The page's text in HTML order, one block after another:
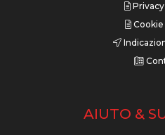
Privacy
Cookie
AIUTO &